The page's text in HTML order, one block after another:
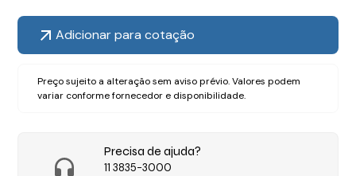
Adicionar para cotação
Preço sujeito a alteração sem aviso prévio. Valores podem
variar conforme fornecedor e disponibilidade.
Precisa de ajuda?
11 3835-3000